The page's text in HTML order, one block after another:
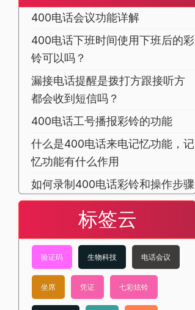
400电话会议功能详解
400电话下班时间使用下班后的彩
铃可以吗？
漏接电话提醒是拨打方跟接听方
都会收到短信吗？
400电话工号播报彩铃的功能
什么是400电话来电记忆功能，记
忆功能有什么作用
如何录制400电话彩铃和操作步骤
标签云
验证码 生物科技 电话会议
坐席 凭证 七彩炫铃